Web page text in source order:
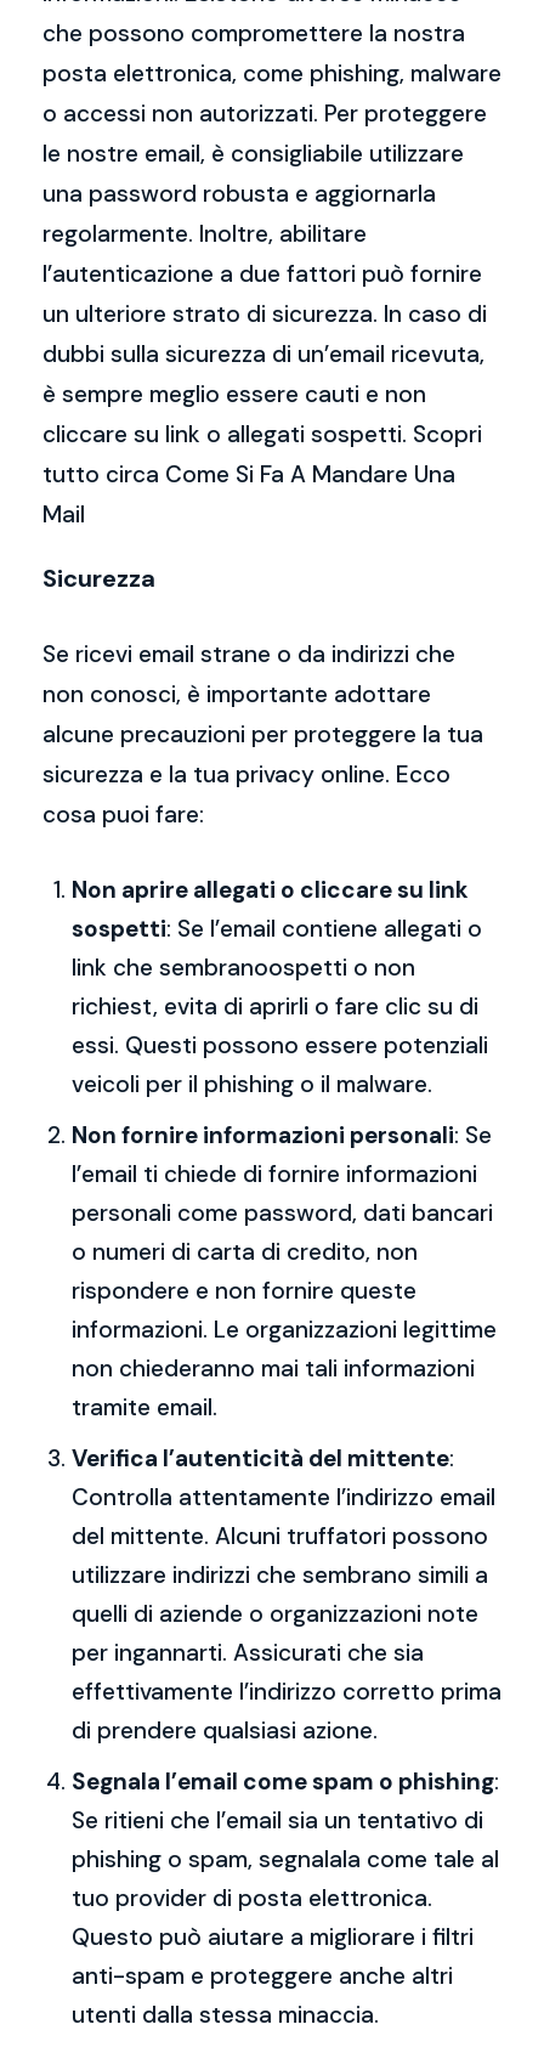
che possono compromettere la nostra
posta elettronica, come phishing, malware
o accessi non autorizzati. Per proteggere
le nostre email, è consigliabile utilizzare
una password robusta e aggiornarla
regolarmente. Inoltre, abilitare
l’autenticazione a due fattori può fornire
un ulteriore strato di sicurezza. In caso di
dubbi sulla sicurezza di un’email ricevuta,
è sempre meglio essere cauti e non
cliccare su link o allegati sospetti. Scopri
tutto circa Come Si Fa A Mandare Una
Mail
Sicurezza
Se ricevi email strane o da indirizzi che
non conosci, è importante adottare
alcune precauzioni per proteggere la tua
sicurezza e la tua privacy online. Ecco
cosa puoi fare:
Non aprire allegati o cliccare su link
sospetti: Se l’email contiene allegati o
link che sembranoospetti o non
richiest, evita di aprirli o fare clic su di
essi. Questi possono essere potenziali
veicoli per il phishing o il malware.
Non fornire informazioni personali: Se
l’email ti chiede di fornire informazioni
personali come password, dati bancari
o numeri di carta di credito, non
rispondere e non fornire queste
informazioni. Le organizzazioni legittime
non chiederanno mai tali informazioni
tramite email.
Verifica l’autenticità del mittente:
Controlla attentamente l’indirizzo email
del mittente. Alcuni truffatori possono
utilizzare indirizzi che sembrano simili a
quelli di aziende o organizzazioni note
per ingannarti. Assicurati che sia
effettivamente l’indirizzo corretto prima
di prendere qualsiasi azione.
Segnala l’email come spam o phishing:
Se ritieni che l’email sia un tentativo di
phishing o spam, segnalala come tale al
tuo provider di posta elettronica.
Questo può aiutare a migliorare i filtri
anti-spam e proteggere anche altri
utenti dalla stessa minaccia.